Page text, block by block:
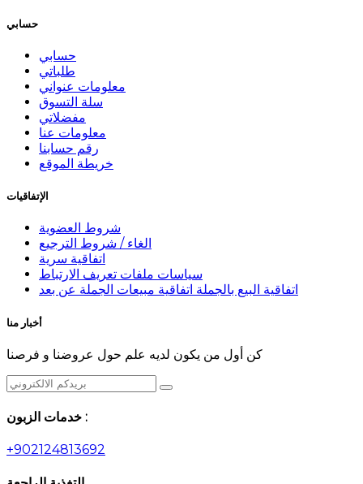
حسابي
حسابي
طلباتي
معلومات عنواني
سلة التسوق
مفضلاتي
معلومات عنا
رقم حسابنا
خريطة الموقع
الإتفاقيات
شروط العضوية
الغاء / شروط الترجيع
اتفاقية سرية
سياسات ملفات تعريف الارتباط
اتفاقية البيع بالجملة اتفاقية مبيعات الجملة عن بعد
أخبار منا
كن أول من يكون لديه علم حول عروضنا و فرصنا
خدمات الزبون :
+902124813692